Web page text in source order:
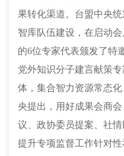
果转化渠道。台盟中央
智库队伍建设，在启动
的6位专家代表颁发了特
党外知识分子建言献策
体，集合智力资源常态
央提出，用好成果会商
议、政协委员提案、社
提升专项监督工作针对性